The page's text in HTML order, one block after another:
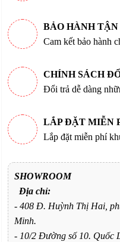
BẢO HÀNH TẬN
Cam kết bảo hành
CHÍNH SÁCH
Đổi trả dễ dàng
LẮP ĐẶT MIỄN
Lắp đặt miễn phí
SHOWROOM
Địa chỉ:
- 408 Đ. Huỳnh Thị Hai,
Minh.
- 10/2 Đường số 10. Quốc